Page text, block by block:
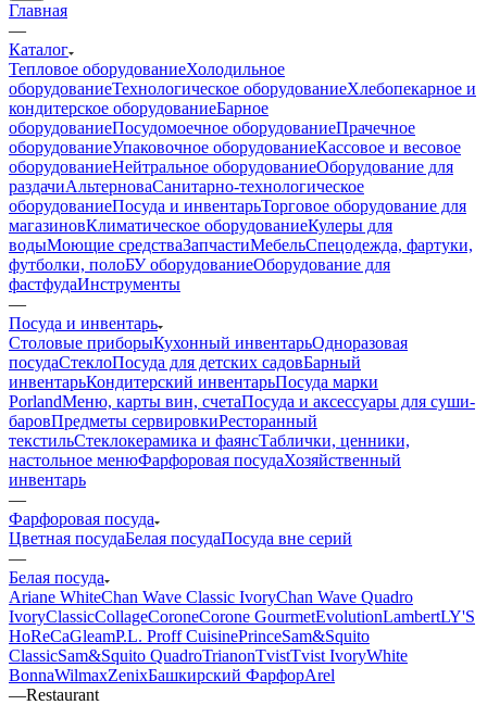
Главная
—
Каталог
Тепловое оборудованиеХолодильное
оборудованиеТехнологическое оборудованиеХлебопекарное и
кондитерское оборудованиеБарное
оборудованиеПосудомоечное оборудованиеПрачечное
оборудованиеУпаковочное оборудованиеКассовое и весовое
оборудованиеНейтральное оборудованиеОборудование для
раздачиАльтерноваСанитарно-технологическое
оборудованиеПосуда и инвентарьТорговое оборудование для
магазиновКлиматическое оборудованиеКулеры для
водыМоющие средстваЗапчастиМебельСпецодежда, фартуки,
футболки, полоБУ оборудованиеОборудование для
фастфудаИнструменты
—
Посуда и инвентарь
Столовые приборыКухонный инвентарьОдноразовая
посудаСтеклоПосуда для детских садовБарный
инвентарьКондитерский инвентарьПосуда марки
PorlandМеню, карты вин, счетаПосуда и аксессуары для суши-
баровПредметы сервировкиРесторанный
текстильСтеклокерамика и фаянсТаблички, ценники,
настольное менюФарфоровая посудаХозяйственный
инвентарь
—
Фарфоровая посуда
Цветная посудаБелая посудаПосуда вне серий
—
Белая посуда
Ariane WhiteChan Wave Classic IvoryChan Wave Quadro
IvoryClassicCollageCoroneCorone GourmetEvolutionLambertLY'S
HoReCaGleamP.L. Proff CuisinePrinceSam&Squito
ClassicSam&Squito QuadroTrianonTvistTvist IvoryWhite
BonnaWilmaxZenixБашкирский ФарфорArel
—Restaurant